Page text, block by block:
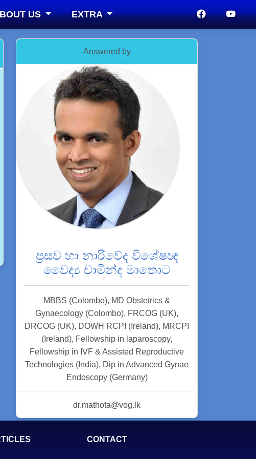
US EXTRA
Answered by
ප්‍රසව හා නාරිවේද විශේෂඥ
වෛද්‍ය චාමින්ද මාතොට
MBBS (Colombo), MD Obstetrics &
Gynaecology (Colombo), FRCOG (UK),
DRCOG (UK), DOWH RCPI (Ireland), MRCPI
(Ireland), Fellowship in laparoscopy,
Fellowship in IVF & Assisted Reproductive
Technologies (India), Dip in Advanced Gynae
Endoscopy (Germany)
dr.mathota@vog.lk
CONTACT